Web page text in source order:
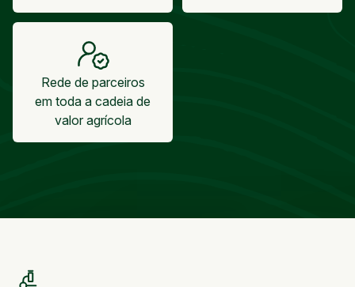
Rede de parceiros
em toda a cadeia de
valor agrícola